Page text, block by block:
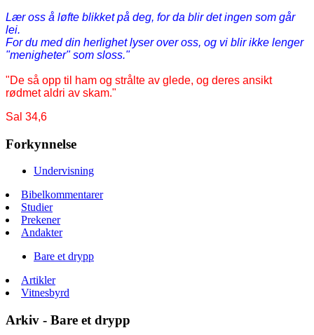
Lær oss å løfte blikket på deg, for da blir det ingen som går
lei.
For du med din herlighet lyser over oss, og vi blir ikke lenger
"menigheter" som sloss."
"De så opp til ham og strålte av glede, og deres ansikt
rødmet aldri av skam."
Sal 34,6
Forkynnelse
Undervisning
Bibelkommentarer
Studier
Prekener
Andakter
Bare et drypp
Artikler
Vitnesbyrd
Arkiv - Bare et drypp